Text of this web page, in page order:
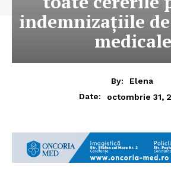
indemnizațiile
medicale
By:
Elena
Date:
octombrie 31,